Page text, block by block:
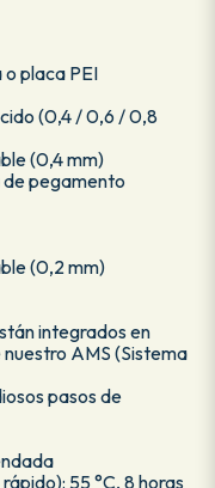
placa PEI
(0,4 / 0,6 / 0,8
(0,4 mm)
pegamento
(0,2 mm)
integrados en
AMS (Sistema
pasos de
55 °C, 8 horas